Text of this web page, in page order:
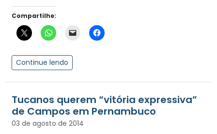
Compartilhe:
Continue lendo
Tucanos querem “vitória expressiva”
de Campos em Pernambuco
03 de agosto de 2014